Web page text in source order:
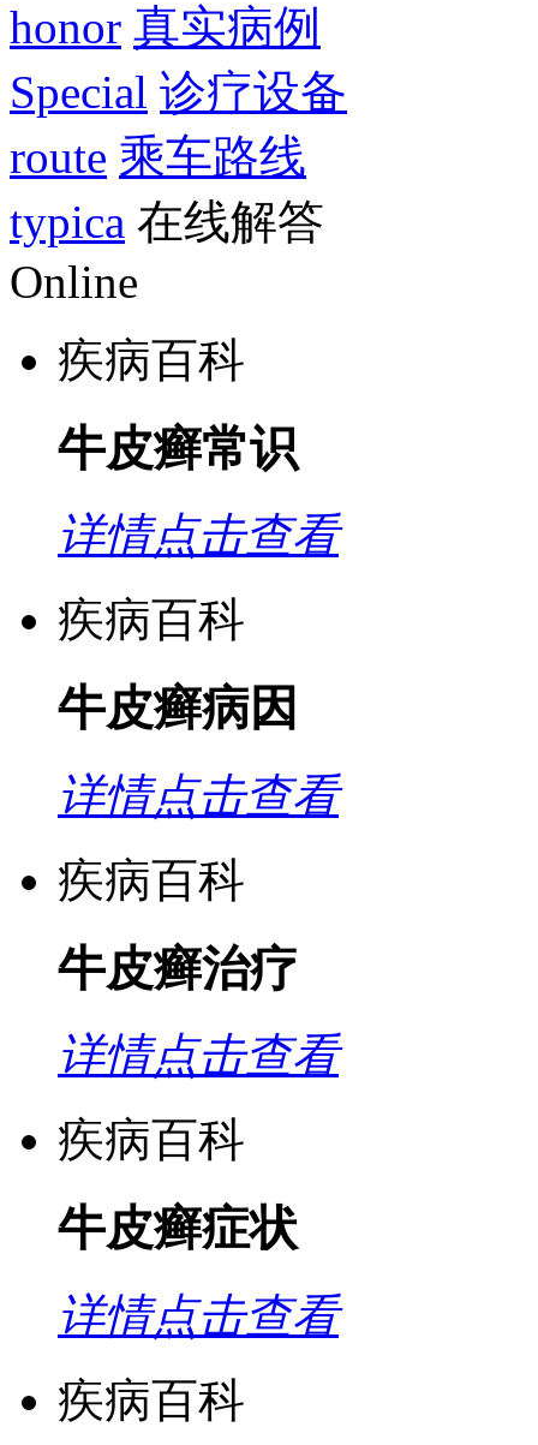
honor 真实病例
Special 诊疗设备
route 乘车路线
typica 在线解答
Online
疾病百科
牛皮癣常识
详情点击查看
疾病百科
牛皮癣病因
详情点击查看
疾病百科
牛皮癣治疗
详情点击查看
疾病百科
牛皮癣症状
详情点击查看
疾病百科